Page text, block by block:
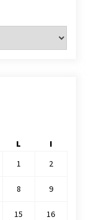
L
I
1
2
8 9
15 16